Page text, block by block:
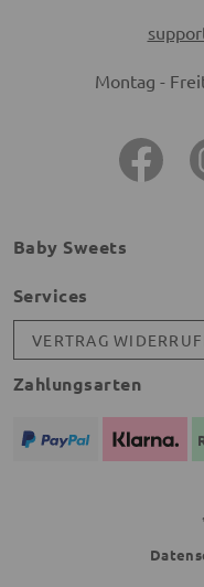
Montag -
Baby Sweets
Services
VERTRAG
Zahlungsarten